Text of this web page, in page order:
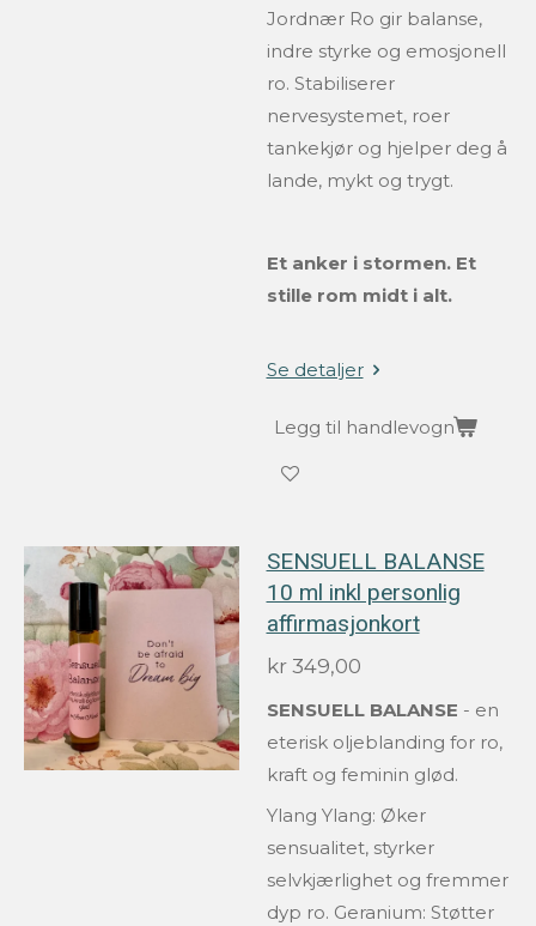
Jordnær Ro gir balanse,
indre styrke og emosjonell
ro. Stabiliserer
nervesystemet, roer
tankekjør og hjelper deg å
lande, mykt og trygt.
Et anker i stormen. Et
stille rom midt i alt.
Se detaljer
Legg til handlevogn
SENSUELL BALANSE
10 ml inkl personlig
affirmasjonkort
kr 349,00
SENSUELL BALANSE - en
eterisk oljeblanding for ro,
kraft og feminin glød.
Ylang Ylang: Øker
sensualitet, styrker
selvkjærlighet og fremmer
dyp ro. Geranium: Støtter